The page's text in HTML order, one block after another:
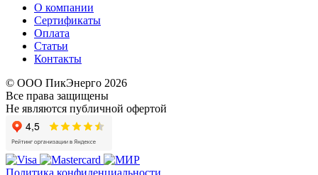
О компании
Сертификаты
Оплата
Статьи
Контакты
© ООО ПикЭнерго 2026
Все права защищены
Не являются публичной офертой
Политика конфиденциальности